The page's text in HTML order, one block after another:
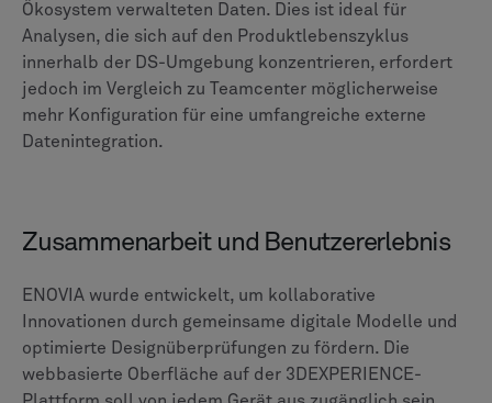
Teamcenter bietet eine außergewöhnliche Flexibilität
bei der Bereitstellung, einschließlich herkömmlicher
Lösungen vor Ort, Cloud-Hosting (IaaS) und einer
vollständigen Software-as-a-Service (SaaS) -Lösung
über Teamcenter X. Aufgrund dieser Skalierbarkeit
Kosten für bestimmte Lizenzen die Rede ist, ist ein
2024Studie „Total Economic Impact“ von Forrester
Consulting stellte fest, dass eine zusammengesetzte
Organisation, die Teamcenter X verwendet, über einen